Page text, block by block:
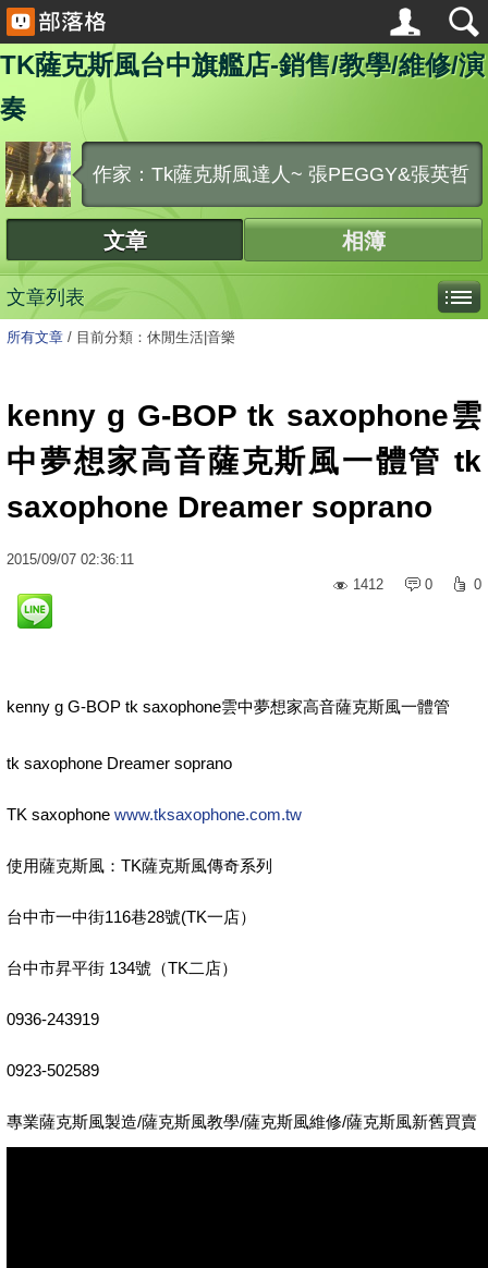
TK薩克斯風台中旗艦店-銷售/教學/維修/演
奏
作家：Tk薩克斯風達人~ 張PEGGY&張英哲
文章 相簿
文章列表
所有文章 / 目前分類：休閒生活|音樂
kenny g G-BOP tk saxophone雲
中夢想家高音薩克斯風一體管 tk
saxophone Dreamer soprano
2015/09/07 02:36:11
1412
0 0
kenny g G-BOP tk saxophone雲中夢想家高音薩克斯風一體管
tk saxophone Dreamer soprano
TK saxophone www.tksaxophone.com.tw
使用薩克斯風：TK薩克斯風傳奇系列
台中市一中街116巷28號(TK一店）
台中市昇平街 134號（TK二店）
0936-243919
0923-502589
專業薩克斯風製造/薩克斯風教學/薩克斯風維修/薩克斯風新舊買賣